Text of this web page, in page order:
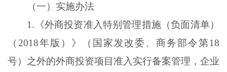
（一）实施办法
1 . 《外商投资准入特别管理措施（负面清单）
（ 2018年版）》（国家发改委、商务部令第18
号）之外的外商投资项目准入实行备案管理，企业